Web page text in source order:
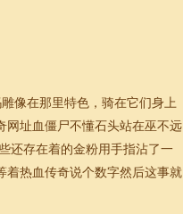
像在那里特色，骑在它们身上
网址血僵尸不懂石头站在巫不远
还存在着的金粉用手指沾了一
着热血传奇说个数字然后这事就